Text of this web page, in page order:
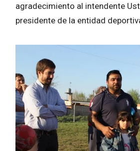
agradecimiento al intendente
presidente de la entidad